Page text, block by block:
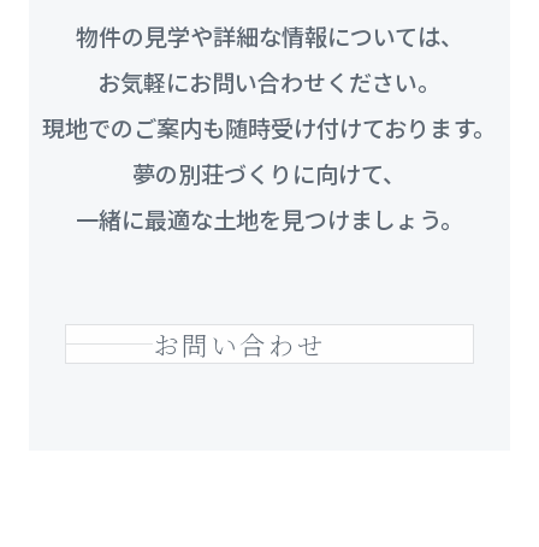
物件の見学や詳細な情報については、
お気軽にお問い合わせください。
現地でのご案内も随時受け付けております。
夢の別荘づくりに向けて、
一緒に最適な土地を見つけましょう。
お問い合わせ